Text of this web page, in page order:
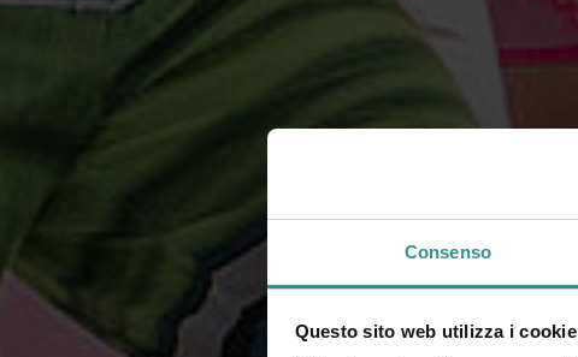
Consenso
Questo sito web utilizza i cookie